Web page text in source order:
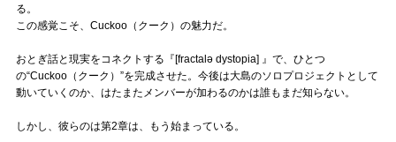
る。
この感覚こそ、Cuckoo（クーク）の魅力だ。
おとぎ話と現実をコネクトする『[fractalə dystopia] 』で、ひとつ
の“Cuckoo（クーク）”を完成させた。今後は大島のソロプロジェクトとして
動いていくのか、はたまたメンバーが加わるのかは誰もまだ知らない。
しかし、彼らのは第2章は、もう始まっている。